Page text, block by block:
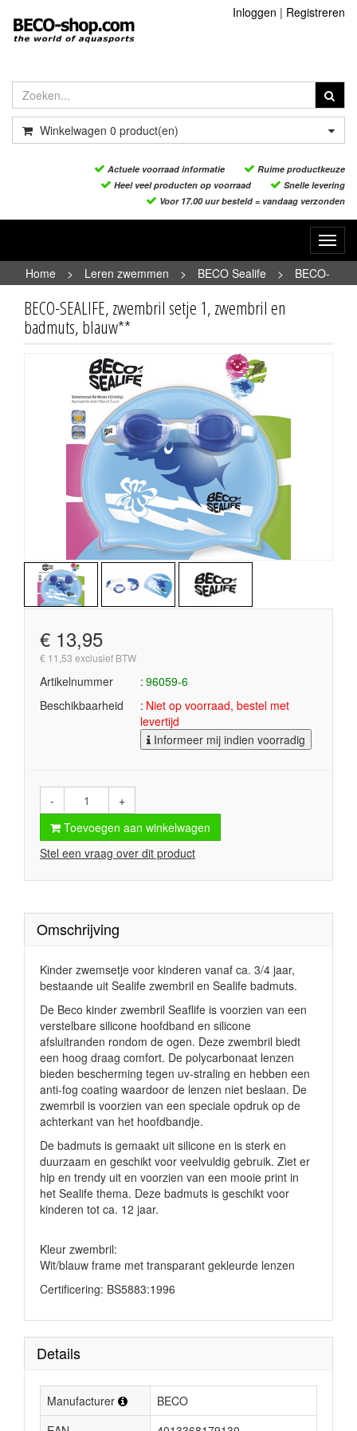
Inloggen | Registreren
Winkelwagen 0 product(en)
Actuele voorraad informatie
Ruime productkeuze
Heel veel producten op voorraad
Snelle levering
Voor 17.00 uur besteld = vandaag verzonden
Home
> Leren zwemmen > BECO Sealife >
BECO-
SEALIFE, zwembril setje 1, zwembril en badmuts, blauw**
BECO-SEALIFE, zwembril setje 1, zwembril en
badmuts, blauw**
€ 13,95
€ 11,53 exclusief BTW
Artikelnummer
96059-6
Beschikbaarheid
Niet op voorraad, bestel met
levertijd
Informeer mij indien voorradig
-
+
Toevoegen aan winkelwagen
Stel een vraag over dit product
Omschrijving
Kinder zwemsetje voor kinderen vanaf ca. 3/4 jaar,
bestaande uit Sealife zwembril en Sealife badmuts.
De Beco kinder zwembril Seaflife is voorzien van een
verstelbare silicone hoofdband en silicone
afsluitranden rondom de ogen. Deze zwembril biedt
een hoog draag comfort. De polycarbonaat lenzen
bieden bescherming tegen uv-straling en hebben een
anti-fog coating waardoor de lenzen niet beslaan. De
zwemrbil is voorzien van een speciale opdruk op de
achterkant van het hoofdbandje.
De badmuts is gemaakt uit silicone en is sterk en
duurzaam en geschikt voor veelvuldig gebruik. Ziet er
hip en trendy uit en voorzien van een mooie print in
het Sealife thema. Deze badmuts is geschikt voor
kinderen tot ca. 12 jaar.
Kleur zwembril:
Wit/blauw frame met transparant gekleurde lenzen
Certificering: BS5883:1996
Details
Manufacturer
BECO